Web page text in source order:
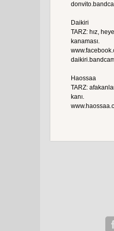
Daikiri
TARZ: hız,
kanaması.
Haossaa
TARZ:
kanı.